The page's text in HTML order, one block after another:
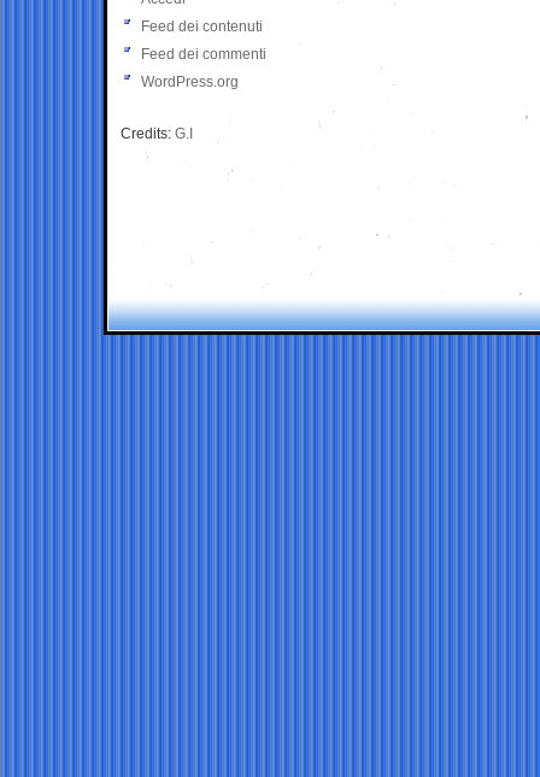
Feed dei contenuti
Feed dei commenti
WordPress.org
Credits: G.I